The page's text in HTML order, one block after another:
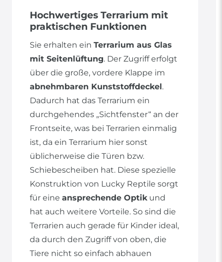
Hochwertiges Terrarium mit
praktischen Funktionen
Sie erhalten ein Terrarium aus Glas
mit Seitenlüftung. Der Zugriff erfolgt
über die große, vordere Klappe im
abnehmbaren Kunststoffdeckel .
Dadurch hat das Terrarium ein
durchgehendes „Sichtfenster“ an der
Frontseite, was bei Terrarien einmalig
ist, da ein Terrarium hier sonst
üblicherweise die Türen bzw.
Schiebescheiben hat. Diese spezielle
Konstruktion von Lucky Reptile sorgt
für eine ansprechende Optikund
hat auch weitere Vorteile. So sind die
Terrarien auch gerade für Kinder ideal,
da durch den Zugriff von oben, die
Tiere nicht so einfach abhauen